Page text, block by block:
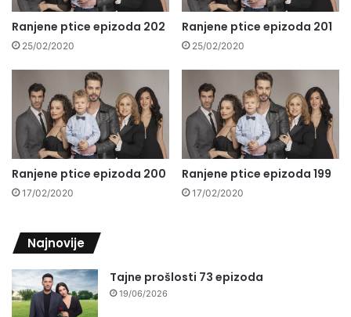
Ranjene ptice epizoda 202
25/02/2020
Ranjene ptice epizoda 201
25/02/2020
Ranjene ptice epizoda 200
17/02/2020
Ranjene ptice epizoda 199
17/02/2020
Najnovije
Tajne prošlosti 73 epizoda
19/06/2026